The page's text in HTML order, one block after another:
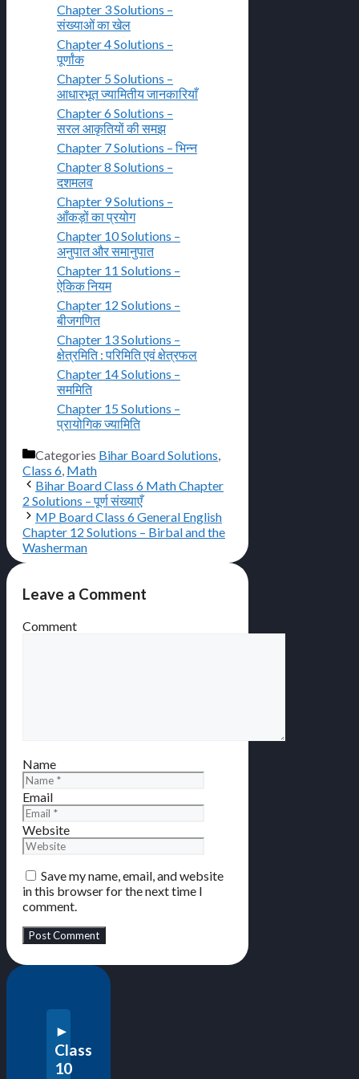
Chapter 3 Solutions –
संख्याओं का खेल
Chapter 4 Solutions –
पूर्णांक
Chapter 5 Solutions –
आधारभूत ज्यामितीय जानकारियाँ
Chapter 6 Solutions –
सरल आकृतियों की समझ
Chapter 7 Solutions – भिन्न
Chapter 8 Solutions –
दशमलव
Chapter 9 Solutions –
आँकड़ों का प्रयोग
Chapter 10 Solutions –
अनुपात और समानुपात
Chapter 11 Solutions –
ऐकिक नियम
Chapter 12 Solutions –
बीजगणित
Chapter 13 Solutions –
क्षेत्रमिति : परिमिति एवं क्षेत्रफल
Chapter 14 Solutions –
सममिति
Chapter 15 Solutions –
प्रायोगिक ज्यामिति
Categories Bihar Board Solutions
Class 6 Math
Bihar Board Class 6 Math Chapter
2 Solutions – पूर्ण संख्याएँ
MP Board Class 6 General English
Chapter 12 Solutions – Birbal and the
Washerman
Leave a Comment
Comment
Name
Email
Website
Save my name, email, and website
in this browser for the next time I
comment.
Class
10